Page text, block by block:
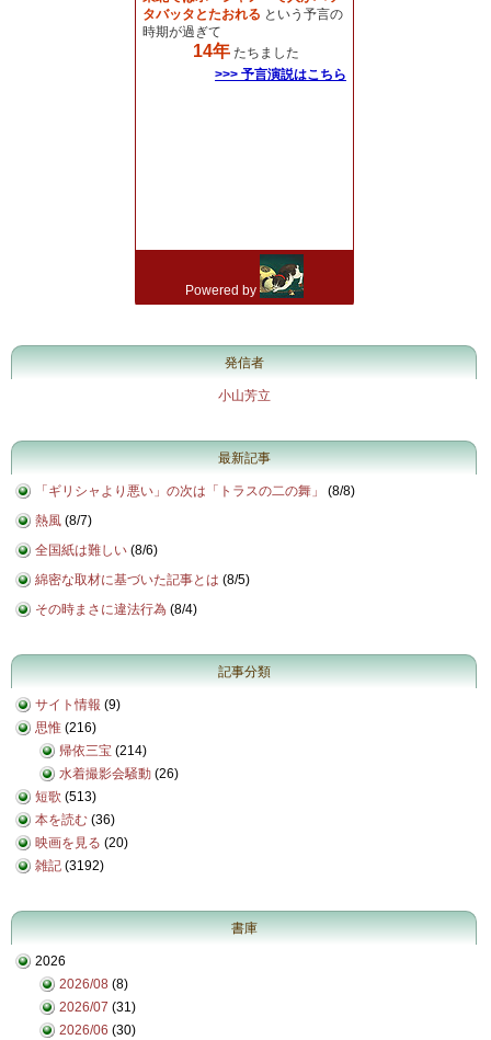
発信者
小山芳立
最新記事
「ギリシャより悪い」の次は「トラスの二の舞」 (8/8)
熱風 (8/7)
全国紙は難しい (8/6)
綿密な取材に基づいた記事とは (8/5)
その時まさに違法行為 (8/4)
記事分類
サイト情報 (9)
思惟 (216)
帰依三宝 (214)
水着撮影会騒動 (26)
短歌 (513)
本を読む (36)
映画を見る (20)
雑記 (3192)
書庫
2026
2026/08 (8)
2026/07 (31)
2026/06 (30)